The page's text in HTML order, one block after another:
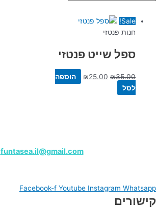
Sale!
חנות פנטזי
ספל שייט פנטזי
₪35.00
₪25.00
הוספה
לסל
funtasea.il@gmail.com
Facebook-f Youtube Instagram Whatsapp
קישורים